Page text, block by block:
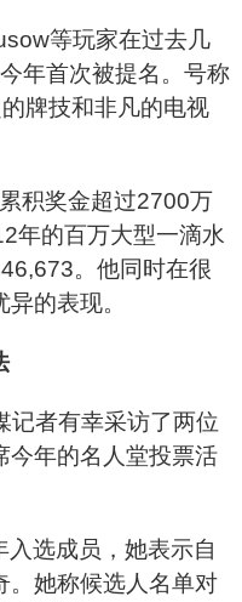
等玩家在过去几
年首次被提名。号称
牌技和非凡的电视
积奖金超过2700万
年的百万大型一滴水
。他同时在很
的表现。
记者有幸采访了两位
今年的名人堂投票活
入选成员，她表示自
。她称候选人名单对